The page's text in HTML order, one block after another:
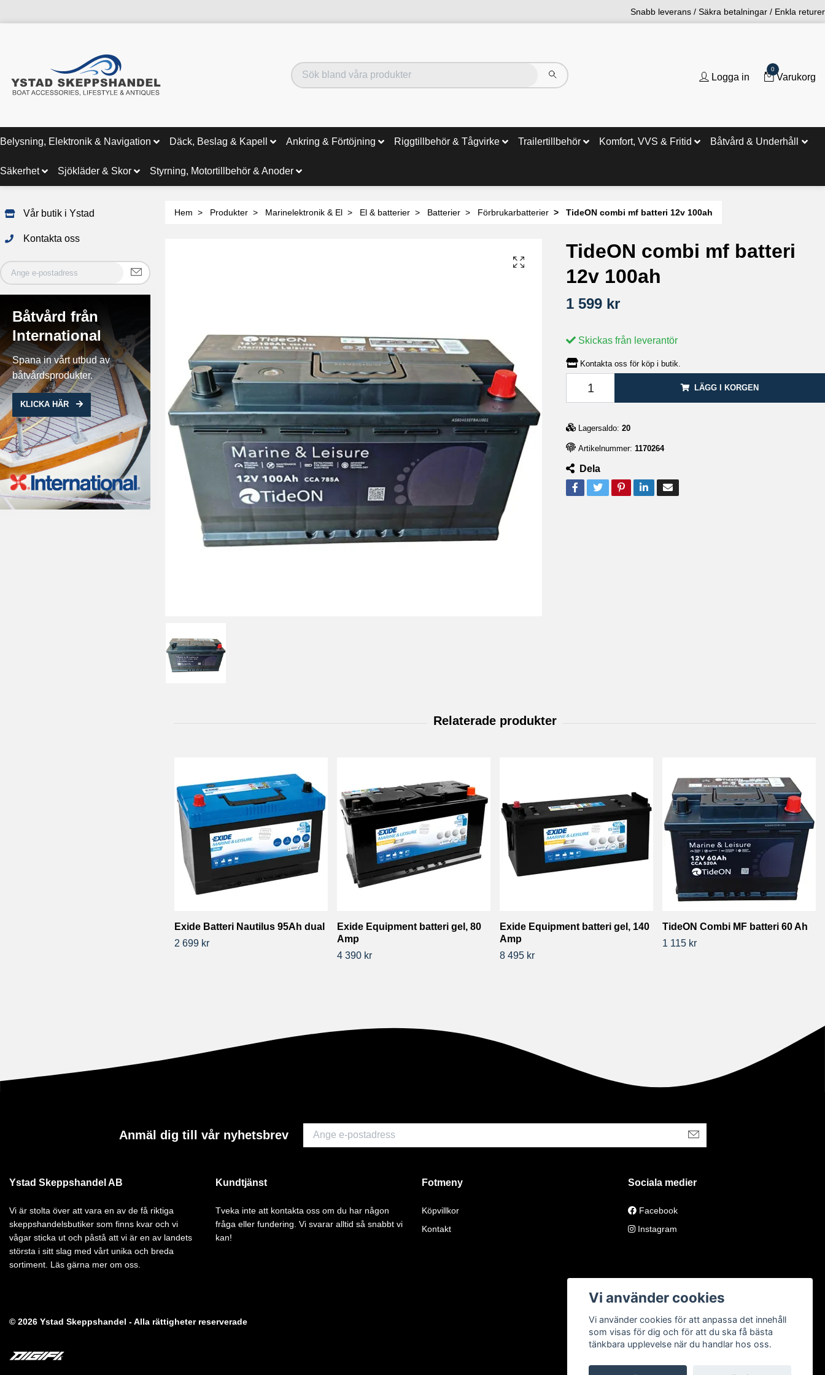
Snabb leverans / Säkra betalningar / Enkla returer
Logga in
0
Varukorg
Belysning, Elektronik & Navigation Däck, Beslag & Kapell Ankring & Förtöjning Riggtillbehör & Tågvirke Trailertillbehör Komfort, VVS & Fritid Båtvård & Underhåll
Säkerhet Sjökläder & Skor Styrning, Motortillbehör & Anoder
Vår butik i Ystad
Kontakta oss
Båtvård från
International
Spana in vårt utbud av
båtvårdsprodukter.
KLICKA HÄR
Hem Produkter Marinelektronik & El El & batterier Batterier Förbrukarbatterier TideON combi mf batteri 12v 100ah
TideON combi mf batteri
12v 100ah
1 599 kr
Skickas från leverantör
Kontakta oss för köp i butik.
LÄGG I KORGEN
Lagersaldo: 20
Artikelnummer: 1170264
Dela
Exide Batteri Nautilus 95Ah dual
2 699 kr
Exide Equipment batteri gel, 80
Amp
4 390 kr
Exide Equipment batteri gel, 140
Amp
8 495 kr
TideON Combi MF batteri 60 Ah
1 115 kr
Anmäl dig till vår nyhetsbrev
Ystad Skeppshandel AB
Vi är stolta över att vara en av de få riktiga
skeppshandelsbutiker som finns kvar och vi
vågar sticka ut och påstå att vi är en av landets
största i sitt slag med vårt unika och breda
sortiment. Läs gärna mer om oss.
Kundtjänst
Tveka inte att kontakta oss om du har någon
fråga eller fundering. Vi svarar alltid så snabbt vi
kan!
Fotmeny
Köpvillkor
Kontakt
Sociala medier
Facebook
Instagram
© 2026 Ystad Skeppshandel - Alla rättigheter reserverade
Vi använder cookies
Vi använder cookies för att anpassa det innehåll
som visas för dig och för att du ska få bästa
tänkbara upplevelse när du handlar hos oss.